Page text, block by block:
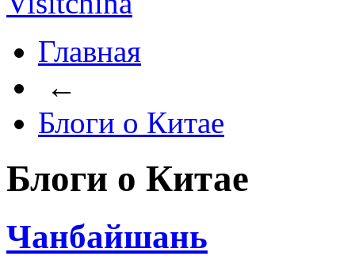
Главная
←
Блоги о Китае
Блоги о Китае
Чанбайшань